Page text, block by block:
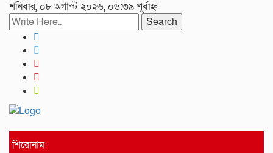
শনিবার, ০৮ অগাস্ট ২০২৬, ০৬:৩৯ পূর্বাহ্ন
Search
শিরোনাম: